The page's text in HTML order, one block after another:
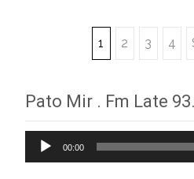
de
entradas
1 2 3 4
Pato Mir . Fm Late
Reproductor
de
00:00